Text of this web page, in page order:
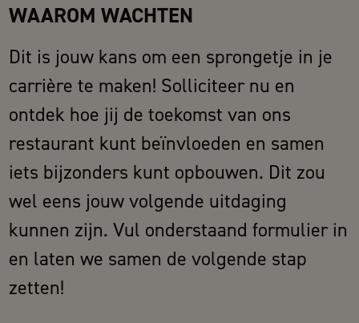
WAAROM WACHTEN
Dit is jouw kans om een sprongetje in je
carrière te maken! Solliciteer nu en
ontdek hoe jij de toekomst van ons
restaurant kunt beïnvloeden en samen
iets bijzonders kunt opbouwen. Dit zou
wel eens jouw volgende uitdaging
kunnen zijn. Vul onderstaand formulier in
en laten we samen de volgende stap
zetten!